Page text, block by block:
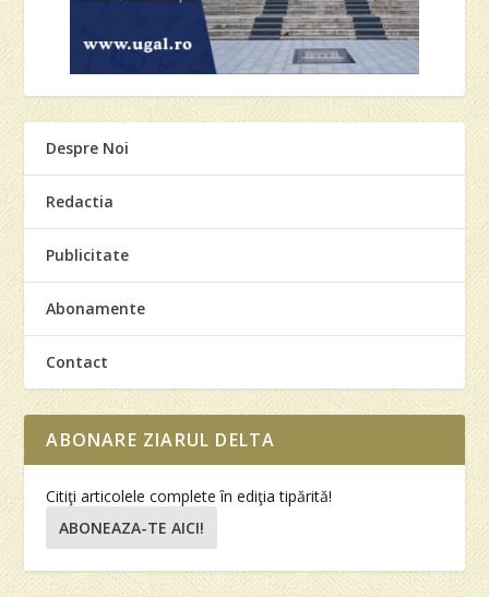
Despre Noi
Redactia
Publicitate
Abonamente
Contact
ABONARE ZIARUL DELTA
Citiţi articolele complete în ediţia tipărită!
ABONEAZA-TE AICI!